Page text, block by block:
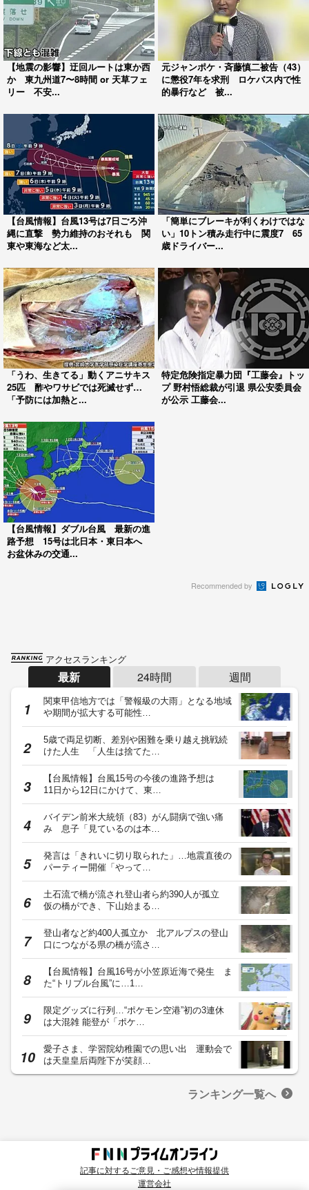
【地震の影響】迂回ルートは東か西
か 東九州道7〜8時間 or 天草フェ
リー 不安...
元ジャンポケ・斉藤慎二被告（43）
に懲役7年を求刑 ロケバス内で性
的暴行など 被...
【台風情報】台風13号は7日ごろ沖
縄に直撃 勢力維持のおそれも 関
東や東海など太...
「簡単にブレーキが利くわけではな
い」10トン積み走行中に震度7 65
歳ドライバー...
「うわ、生きてる」動くアニサキス
25匹 酢やワサビでは死滅せず…
「予防には加熱と...
特定危険指定暴力団『工藤会』トッ
プ 野村悟総裁が引退 県公安委員会
が公示 工藤会...
【台風情報】ダブル台風 最新の進
路予想 15号は北日本・東日本へ
お盆休みの交通...
Recommended by
アクセスランキング
最新 24時間 週間
関東甲信地方では「警報級の大雨」となる地域
や期間が拡大する可能性…
5歳で両足切断、差別や困難を乗り越え挑戦続
けた人生 「人生は捨てた…
【台風情報】台風15号の今後の進路予想は
11日から12日にかけて、東…
バイデン前米大統領（83）がん闘病で強い痛
み 息子「見ているのは本…
発言は「きれいに切り取られた」…地震直後の
パーティー開催「やって…
土石流で橋が流され登山者ら約390人が孤立
仮の橋ができ、下山始まる…
登山者など約400人孤立か 北アルプスの登山
口につながる県の橋が流さ…
【台風情報】台風16号が小笠原近海で発生 ま
た“トリプル台風”に…1…
限定グッズに行列…“ポケモン空港”初の3連休
は大混雑 能登が「ポケ…
愛子さま、学習院幼稚園での思い出 運動会で
は天皇皇后両陛下が笑顔…
ランキング一覧へ
記事に対するご意見・ご感想や情報提供
運営会社